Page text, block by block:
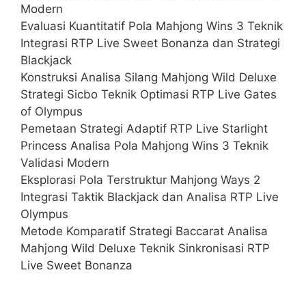
Modern
Evaluasi Kuantitatif Pola Mahjong Wins 3 Teknik
Integrasi RTP Live Sweet Bonanza dan Strategi
Blackjack
Konstruksi Analisa Silang Mahjong Wild Deluxe
Strategi Sicbo Teknik Optimasi RTP Live Gates
of Olympus
Pemetaan Strategi Adaptif RTP Live Starlight
Princess Analisa Pola Mahjong Wins 3 Teknik
Validasi Modern
Eksplorasi Pola Terstruktur Mahjong Ways 2
Integrasi Taktik Blackjack dan Analisa RTP Live
Olympus
Metode Komparatif Strategi Baccarat Analisa
Mahjong Wild Deluxe Teknik Sinkronisasi RTP
Live Sweet Bonanza